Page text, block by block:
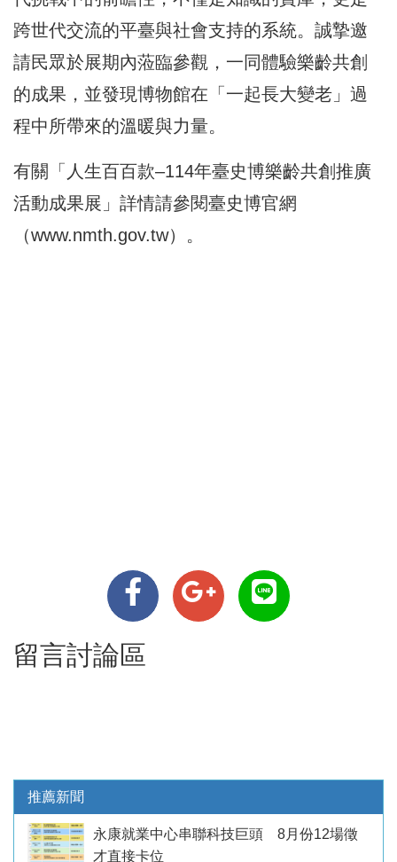
跨世代交流的平臺與社會支持的系統。誠摯邀
請民眾於展期內蒞臨參觀，一同體驗樂齡共創
的成果，並發現博物館在「一起長大變老」過
程中所帶來的溫暖與力量。
有關「人生百百款–114年臺史博樂齡共創推廣
活動成果展」詳情請參閱臺史博官網
（www.nmth.gov.tw）。
留言討論區
推薦新聞
永康就業中心串聯科技巨頭 8月份12場徵
才直接卡位